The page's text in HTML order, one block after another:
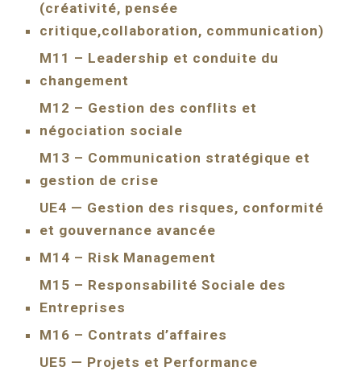
(créativité, pensée
critique,collaboration, communication)
M11 – Leadership et conduite du
changement
M12 – Gestion des conflits et
négociation sociale
M13 – Communication stratégique et
gestion de crise
UE4 — Gestion des risques, conformité
et gouvernance avancée
M14 – Risk Management
M15 – Responsabilité Sociale des
Entreprises
M16 – Contrats d’affaires
UE5 — Projets et Performance